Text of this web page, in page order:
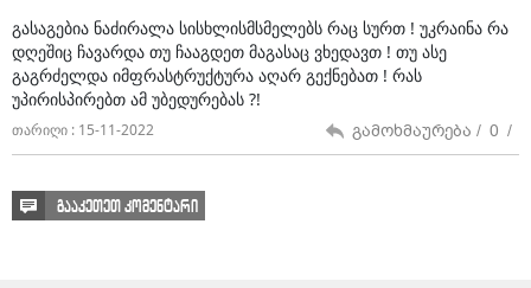
დარტყმების გამო ბევრ ქალაქში ელექტროენერგია
გაითიშა. ვმუშაობთ, ყველაფერს აღვადგენთ,
ყველაფერს გადავიტანთ”, - თქვა ზელენსკიმ.
გასაგებია ნაძირალა სისხლისმსმელებს რაც სურთ ! უკრაინა რა
დღეშიც ჩავარდა თუ ჩააგდეთ მაგასაც ვხედავთ ! თუ ასე
გაგრძელდა იმფრასტრუქტურა აღარ გექნებათ ! რას
უპირისპირებთ ამ უბედურებას ?!
თარიღი : 15-11-2022 გამოხმაურება / 0 /
გააკეთეთ კომენტარი